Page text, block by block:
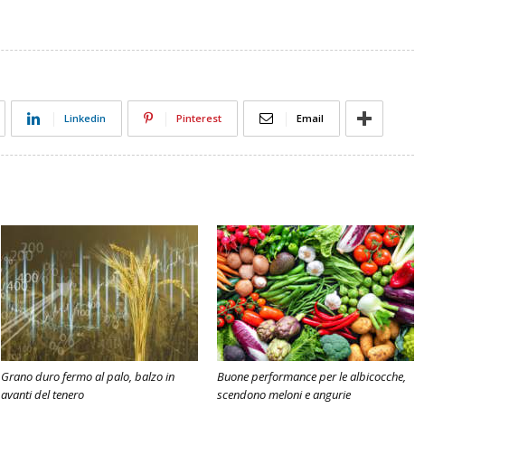
Linkedin Pinterest Email
Grano duro fermo al palo, balzo in
avanti del tenero
Buone performance per le albicocche,
scendono meloni e angurie